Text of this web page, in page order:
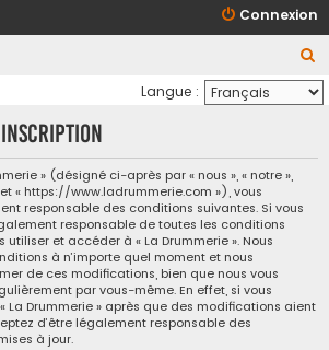
Connexion
e
c
Langue :
» (désigné ci-après par « nous », « notre »,
et « https://www.ladrummerie.com »), vous
responsable des conditions suivantes. Si vous
responsable de toutes les conditions
utiliser et accéder à « La Drummerie ». Nous
à n’importe quel moment et nous
de ces modifications, bien que nous vous
par vous-même. En effet, si vous
La Drummerie » après que des modifications aient
d’être légalement responsable des
à jour.